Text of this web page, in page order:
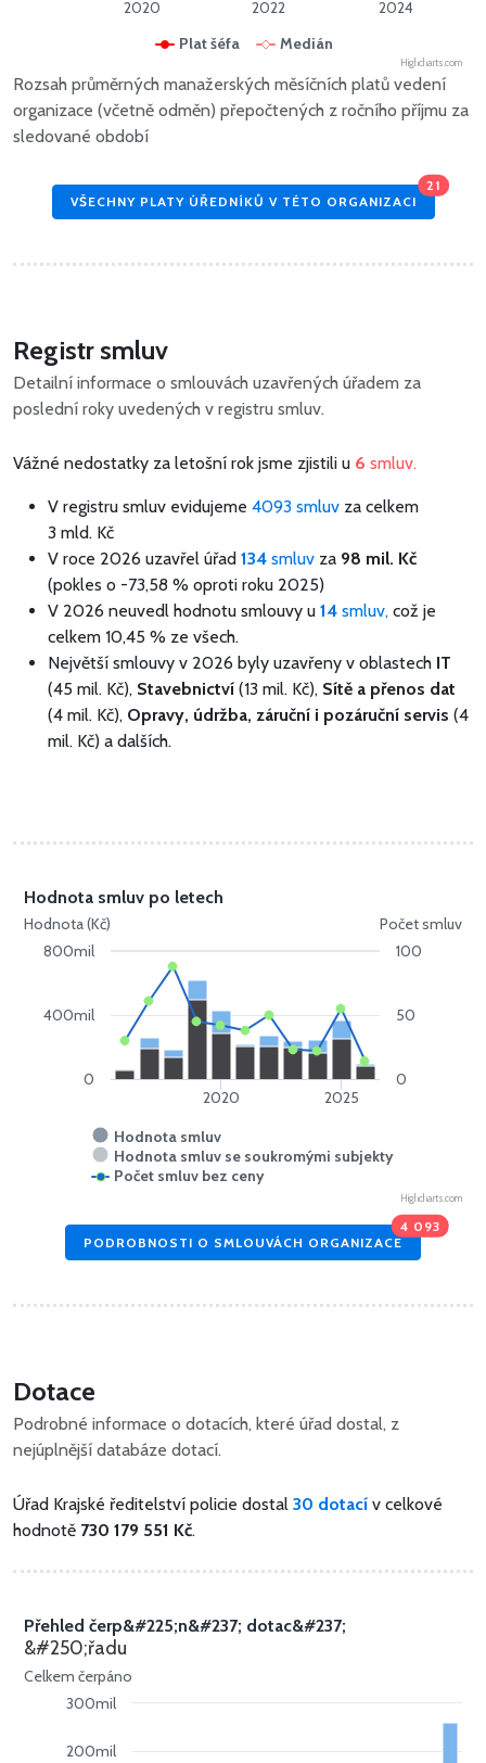
Plat šéfa Medián
2020 2022 2024
Highcharts.com
Rozsah průměrných manažerských měsíčních platů vedení
organizace (včetně odměn) přepočtených z ročního příjmu za
sledované období
VŠECHNY PLATY ÚŘEDNÍKŮ V TÉTO ORGANIZACI
21
Registr smluv
Detailní informace o smlouvách uzavřených úřadem za
poslední roky uvedených v registru smluv.
Vážné nedostatky za letošní rok jsme zjistili u 6 smluv.
V registru smluv evidujeme 4093 smluv za celkem
3 mld. Kč
V roce 2026 uzavřel úřad 134 smluv za 98 mil. Kč
(pokles o -73,58 % oproti roku 2025)
V 2026 neuvedl hodnotu smlouvy u 14 smluv, což je
celkem 10,45 % ze všech.
Největší smlouvy v 2026 byly uzavřeny v oblastech IT
(45 mil. Kč), Stavebnictví (13 mil. Kč), Sítě a přenos dat
(4 mil. Kč), Opravy, údržba, záruční i pozáruční servis (4
mil. Kč) a dalších.
Hodnota (Kč) Počet smluv
Hodnota smluv po letech
Hodnota smluv
Hodnota smluv se soukromými subjekty
Počet smluv bez ceny
2020 2025
0
400mil
800mil
0
50
100
Highcharts.com
PODROBNOSTI O SMLOUVÁCH ORGANIZACE
4 093
Dotace
Podrobné informace o dotacích, které úřad dostal, z
nejúplnější databáze dotací.
Úřad Krajské ředitelství policie dostal 30 dotací v celkové
hodnotě 730 179 551 Kč.
Celkem čerpáno
Přehled čerp&#225;n&#237; dotac&#237;
&#250;řadu
200mil
300mil